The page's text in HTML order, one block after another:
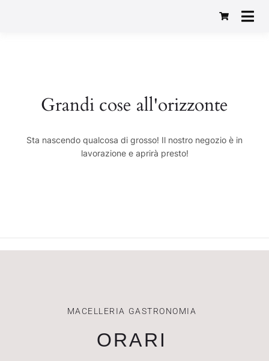
Grandi cose all'orizzonte
Sta nascendo qualcosa di grosso! Il nostro negozio è in
lavorazione e aprirà presto!
MACELLERIA GASTRONOMIA
ORARI